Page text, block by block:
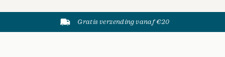
Gratis verzending vanaf €20